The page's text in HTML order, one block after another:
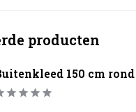
producten
150 cm